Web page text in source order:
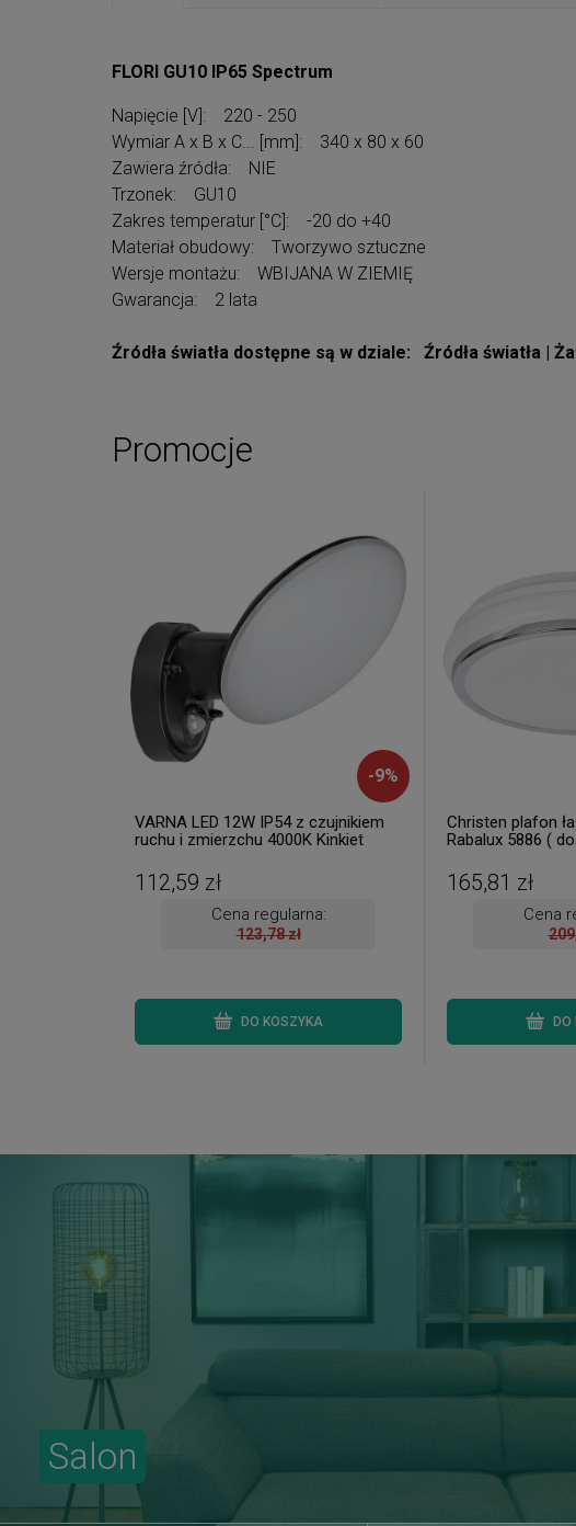
FLORI GU10 IP65 Spectrum
Napięcie [V]: 220 - 250
Wymiar A x B x C... [mm]: 340 x 80 x 60
Zawiera źródła: NIE
Trzonek: GU10
Zakres temperatur [°C]: -20 do +40
Materiał obudowy: Tworzywo sztuczne
Wersje montażu: WBIJANA W ZIEMIĘ
Gwarancja: 2 lata
Źródła światła dostępne są w dziale: Źródła światła |
Promocje
-9%
VARNA LED 12W IP54 z czujnikiem
ruchu i zmierzchu 4000K Kinkiet
Wysyłka 24 h. )
112,59 zł
Cena regularna:
123,78 zł
DO KOSZYKA
Christen plafon
Rabalux 5886 (
165,81 zł
Cena
Salon